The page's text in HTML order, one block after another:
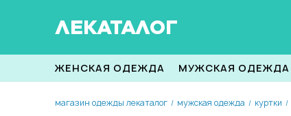
ЛЕКАТАЛОГ
ЖЕНСКАЯ ОДЕЖДА МУЖСКАЯ ОДЕЖДА
магазин одежды лекаталог / мужская одежда / куртки /